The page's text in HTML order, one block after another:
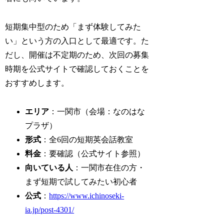
短期集中型のため「まず体験してみた
い」という方の入口として最適です。た
だし、開催は不定期のため、次回の募集
時期を公式サイトで確認しておくことを
おすすめします。
エリア ：一関市（会場：なのはな
プラザ）
形式 ：全6回の短期英会話教室
料金 ：要確認（公式サイト参照）
向いている人 ：一関市在住の方・
まず短期で試してみたい初心者
公式 ：https://www.ichinoseki-
ia.jp/post-4301/